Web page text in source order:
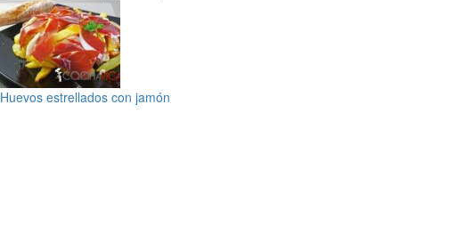
Huevos estrellados con jamón